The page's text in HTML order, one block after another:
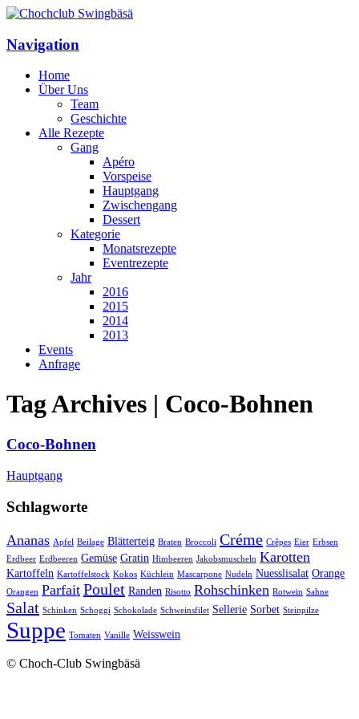
Navigation
Home
Über Uns
Team
Geschichte
Alle Rezepte
Gang
Apéro
Vorspeise
Hauptgang
Zwischengang
Dessert
Kategorie
Monatsrezepte
Eventrezepte
Jahr
2016
2015
2014
2013
Events
Anfrage
Tag Archives | Coco-Bohnen
Coco-Bohnen
Hauptgang
Schlagworte
Ananas Apfel Beilage Blätterteig Braten Broccoli Créme Crêpes Eier Erbsen
Erdbeer Erdbeeren Gemüse Gratin Himbeeren Jakobsmuscheln Karotten
Kartoffeln Kartoffelstock Kokos Küchlein Mascarpone Nudeln Nuesslisalat Orange
Orangen Parfait Poulet Randen Risotto Rohschinken Rotwein Sahne
Salat Schinken Schoggi Schokolade Schweinsfilet Sellerie Sorbet Steinpilze
Suppe Tomaten Vanille Weisswein
© Choch-Club Swingbäsä